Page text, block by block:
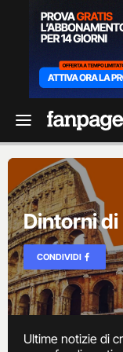
Dintorni di
CONDIVIDI
Ultime notizie di